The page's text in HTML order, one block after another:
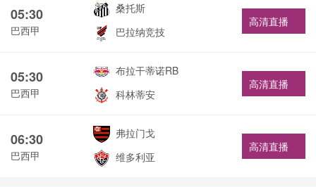
05:30
巴西甲
桑托斯
巴拉纳竞技
高清直播
05:30
巴西甲
布拉干蒂诺RB
科林蒂安
高清直播
06:30
巴西甲
弗拉门戈
维多利亚
高清直播